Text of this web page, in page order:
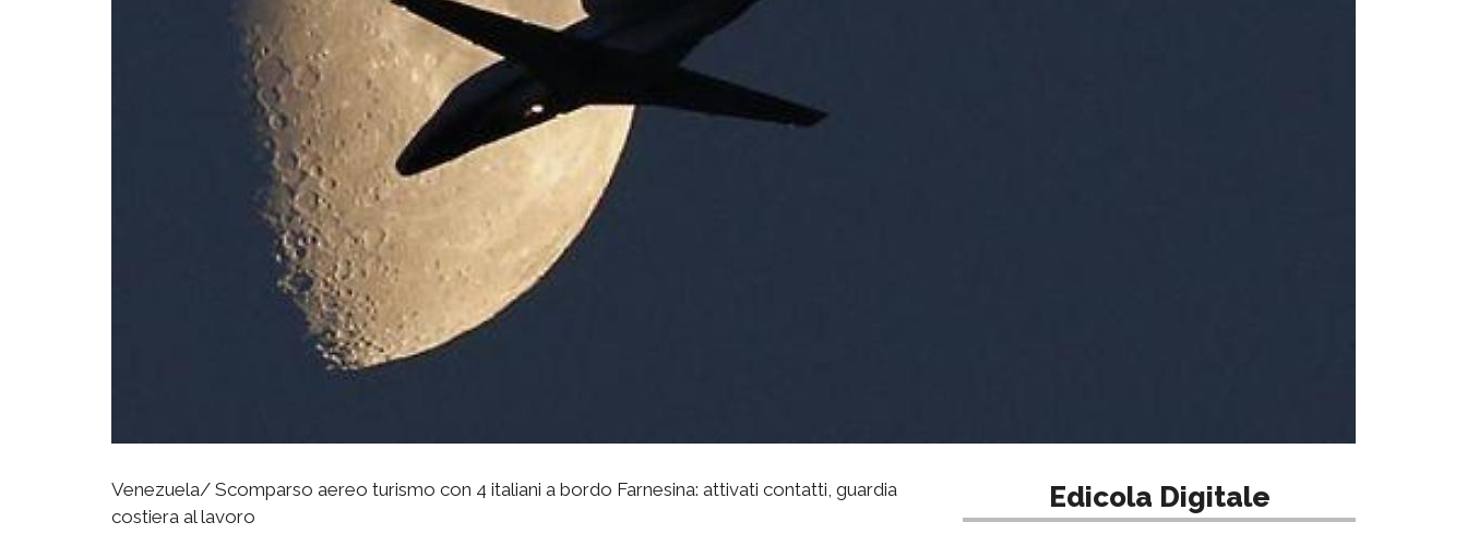
Venezuela/ Scomparso aereo turismo con 4 italiani a bordo Farnesina: attivati contatti, guardia
costiera al lavoro
Edicola Digitale